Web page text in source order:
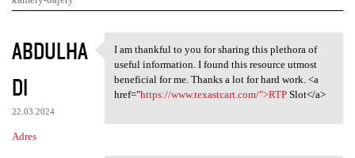
K
o
m
e
n
ABDULHA
DI
22.03.2024
Adres
I am thankful to you for
I am thankful to you for sharing this plethora of
useful information. I found this resource utmost
beneficial for me. Thanks a lot for hard work. <a
href="https://www.texastcart.com/">RTPSlot</a>